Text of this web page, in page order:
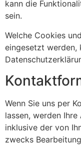
kann die
sein.
Welche Cookies
eingesetzt werden,
Wenn Sie uns per
lassen, werden
inklusive der von
zwecks